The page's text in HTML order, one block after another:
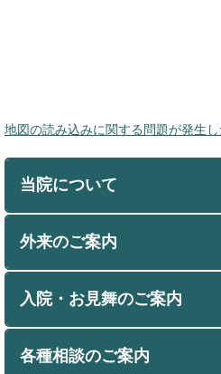
地図の読み込みに関する問題が発生し
当院について
外来のご案内
入院・お見舞のご案内
各種相談のご案内